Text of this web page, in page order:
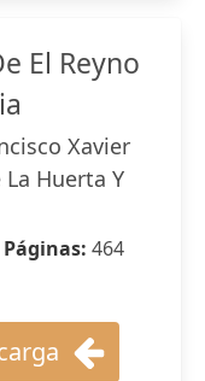
El Reyno
Xavier
Huerta Y
464